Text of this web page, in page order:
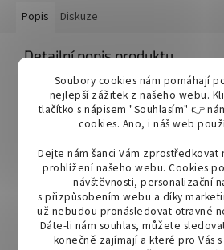
Soubory cookies nám pomáhají
nejlepší zážitek z našeho webu.
tlačítko s nápisem "Souhlasím" 👉
cookies. Ano, i náš web
Dejte nám šanci Vám
prohlížení našeho webu. Cookies
návštěvnosti, personalizační
s přizpůsobením webu a díky
už nebudou pronásledovat otravné
Dáte-li nám souhlas, můžete
konečně zajímají a které pro Vás
Popis Diskuze
Detailní popis produktu
Pracovní světlo s 6 LED diodami OSRAM.
Intenzita jasu je 4800 lumenů s odstínem
Vestavěný konektor 9005 (samec a
Ceněný produkt zemědělců, stavitelů a
Díky krytí IP68 a IP69K je světlo plně
oblíbené mezi majiteli lodí.